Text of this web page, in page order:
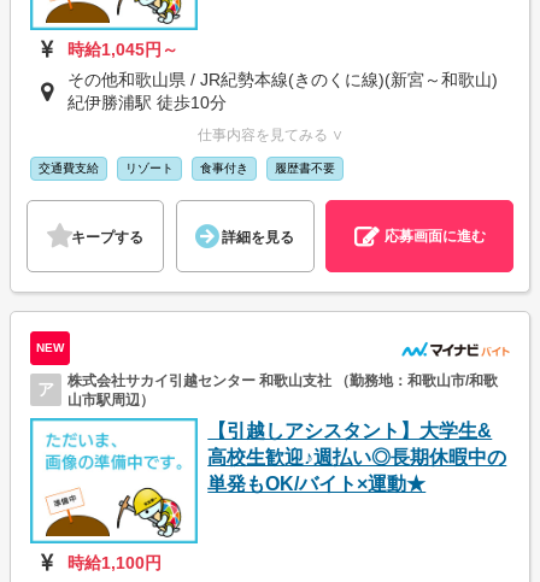
時給1,045円～
その他和歌山県 / JR紀勢本線(きのくに線)(新宮～和歌山)
紀伊勝浦駅 徒歩10分
仕事内容を見てみる ∨
交通費支給 リゾート 食事付き 履歴書不要
キープする 詳細を見る 応募画面に進む
NEW
ア
株式会社サカイ引越センター 和歌山支社 （勤務地：和歌山市/和歌
山市駅周辺）
【引越しアシスタント】大学生&
高校生歓迎♪週払い◎長期休暇中の
単発もOK/バイト×運動★
時給1,100円